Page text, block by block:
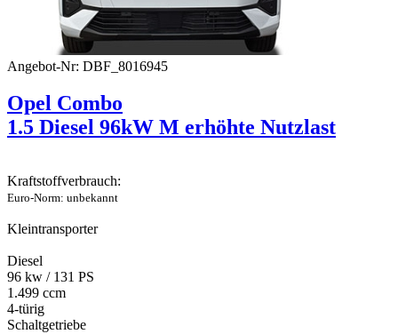
Angebot-Nr: DBF_8016945
Opel Combo
1.5 Diesel 96kW M erhöhte Nutzlast
Kraftstoffverbrauch:
Euro-Norm: unbekannt
Kleintransporter
Diesel
96 kw / 131 PS
1.499 ccm
4-türig
Schaltgetriebe